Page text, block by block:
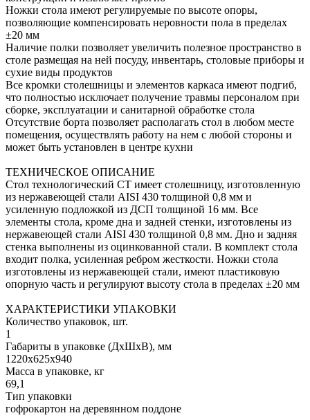
Ножки стола имеют регулируемые по высоте опоры,
позволяющие компенсировать неровности пола в пределах
±20 мм
Наличие полки позволяет увеличить полезное пространство в
столе размещая на ней посуду, инвентарь, столовые приборы и
сухие виды продуктов
Все кромки столешницы и элементов каркаса имеют подгиб,
что полностью исключает получение травмы персоналом при
сборке, эксплуатации и санитарной обработке стола
Отсутствие борта позволяет располагать стол в любом месте
помещения, осуществлять работу на нем с любой стороны и
может быть установлен в центре кухни
ТЕХНИЧЕСКОЕ ОПИСАНИЕ
Стол технологический СТ имеет столешницу, изготовленную
из нержавеющей стали AISI 430 толщиной 0,8 мм и
усиленную подложкой из ДСП толщиной 16 мм. Все
элементы стола, кроме дна и задней стенки, изготовлены из
нержавеющей стали AISI 430 толщиной 0,8 мм. Дно и задняя
стенка выполнены из оцинкованной стали. В комплект стола
входит полка, усиленная ребром жесткости. Ножки стола
изготовлены из нержавеющей стали, имеют пластиковую
опорную часть и регулируют высоту стола в пределах ±20 мм
ХАРАКТЕРИСТИКИ УПАКОВКИ
Количество упаковок, шт.
1
Габариты в упаковке (ДхШхВ), мм
1220х625х940
Масса в упаковке, кг
69,1
Тип упаковки
гофрокартон на деревянном поддоне